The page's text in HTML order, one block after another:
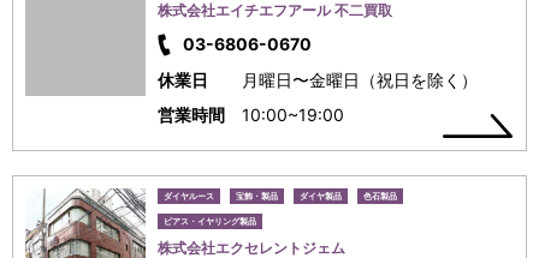
株式会社エイチエフアール 不二買取
03-6806-0670
休業日
月曜日〜金曜日（祝日を除く）
営業時間
10:00~19:00
ダイヤルース 宝飾・製品 ダイヤ製品 色石製品
ピアス・イヤリング製品
株式会社エクセレントジェム